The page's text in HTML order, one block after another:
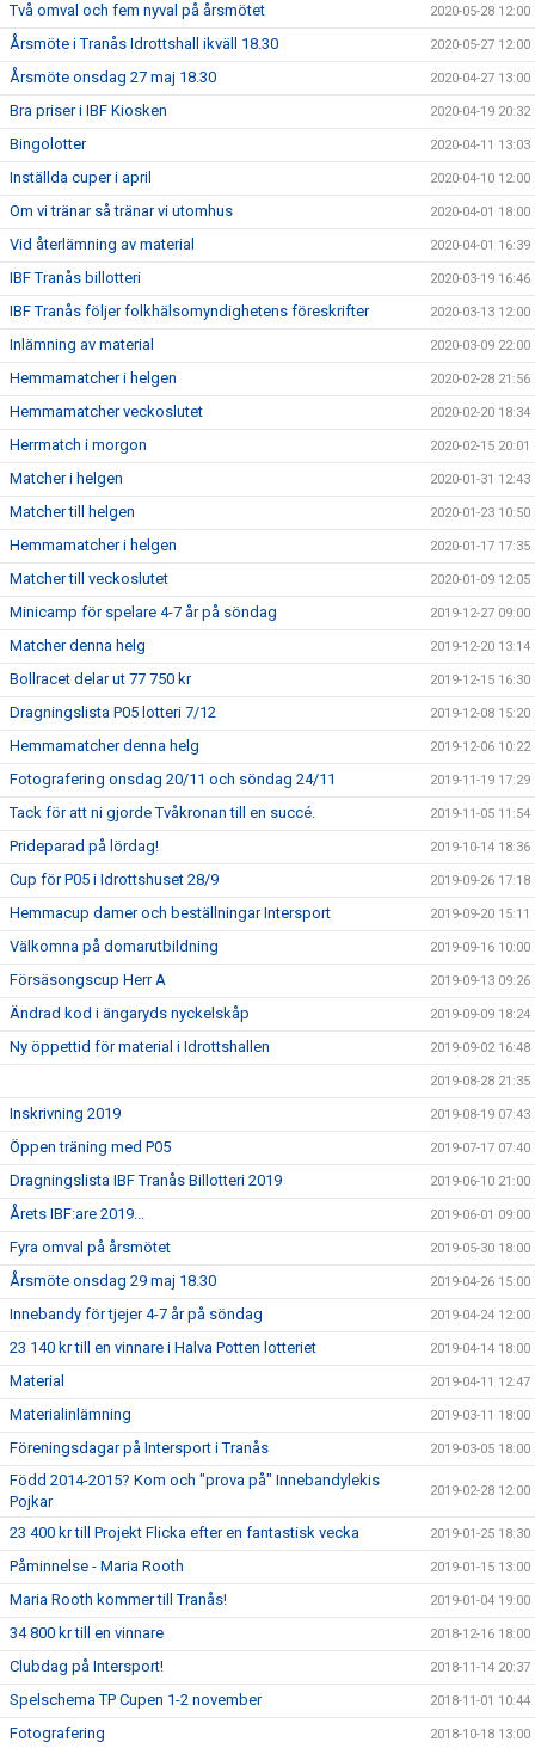
Två omval och fem nyval på årsmötet 2020-05-28 12:00
Årsmöte i Tranås Idrottshall ikväll 18.30 2020-05-27 12:00
Årsmöte onsdag 27 maj 18.30 2020-04-27 13:00
Bra priser i IBF Kiosken 2020-04-19 20:32
Bingolotter 2020-04-11 13:03
Inställda cuper i april 2020-04-10 12:00
Om vi tränar så tränar vi utomhus 2020-04-01 18:00
Vid återlämning av material 2020-04-01 16:39
IBF Tranås billotteri 2020-03-19 16:46
IBF Tranås följer folkhälsomyndighetens föreskrifter 2020-03-13 12:00
Inlämning av material 2020-03-09 22:00
Hemmamatcher i helgen 2020-02-28 21:56
Hemmamatcher veckoslutet 2020-02-20 18:34
Herrmatch i morgon 2020-02-15 20:01
Matcher i helgen 2020-01-31 12:43
Matcher till helgen 2020-01-23 10:50
Hemmamatcher i helgen 2020-01-17 17:35
Matcher till veckoslutet 2020-01-09 12:05
Minicamp för spelare 4-7 år på söndag 2019-12-27 09:00
Matcher denna helg 2019-12-20 13:14
Bollracet delar ut 77 750 kr 2019-12-15 16:30
Dragningslista P05 lotteri 7/12 2019-12-08 15:20
Hemmamatcher denna helg 2019-12-06 10:22
Fotografering onsdag 20/11 och söndag 24/11 2019-11-19 17:29
Tack för att ni gjorde Tvåkronan till en succé. 2019-11-05 11:54
Prideparad på lördag! 2019-10-14 18:36
Cup för P05 i Idrottshuset 28/9 2019-09-26 17:18
Hemmacup damer och beställningar Intersport 2019-09-20 15:11
Välkomna på domarutbildning 2019-09-16 10:00
Försäsongscup Herr A 2019-09-13 09:26
Ändrad kod i ängaryds nyckelskåp 2019-09-09 18:24
Ny öppettid för material i Idrottshallen 2019-09-02 16:48
2019-08-28 21:35
Inskrivning 2019 2019-08-19 07:43
Öppen träning med P05 2019-07-17 07:40
Dragningslista IBF Tranås Billotteri 2019 2019-06-10 21:00
Årets IBF:are 2019... 2019-06-01 09:00
Fyra omval på årsmötet 2019-05-30 18:00
Årsmöte onsdag 29 maj 18.30 2019-04-26 15:00
Innebandy för tjejer 4-7 år på söndag 2019-04-24 12:00
23 140 kr till en vinnare i Halva Potten lotteriet 2019-04-14 18:00
Material 2019-04-11 12:47
Materialinlämning 2019-03-11 18:00
Föreningsdagar på Intersport i Tranås 2019-03-05 18:00
Född 2014-2015? Kom och "prova på" Innebandylekis
Pojkar
2019-02-28 12:00
23 400 kr till Projekt Flicka efter en fantastisk vecka 2019-01-25 18:30
Påminnelse - Maria Rooth 2019-01-15 13:00
Maria Rooth kommer till Tranås! 2019-01-04 19:00
34 800 kr till en vinnare 2018-12-16 18:00
Clubdag på Intersport! 2018-11-14 20:37
Spelschema TP Cupen 1-2 november 2018-11-01 10:44
Fotografering 2018-10-18 13:00